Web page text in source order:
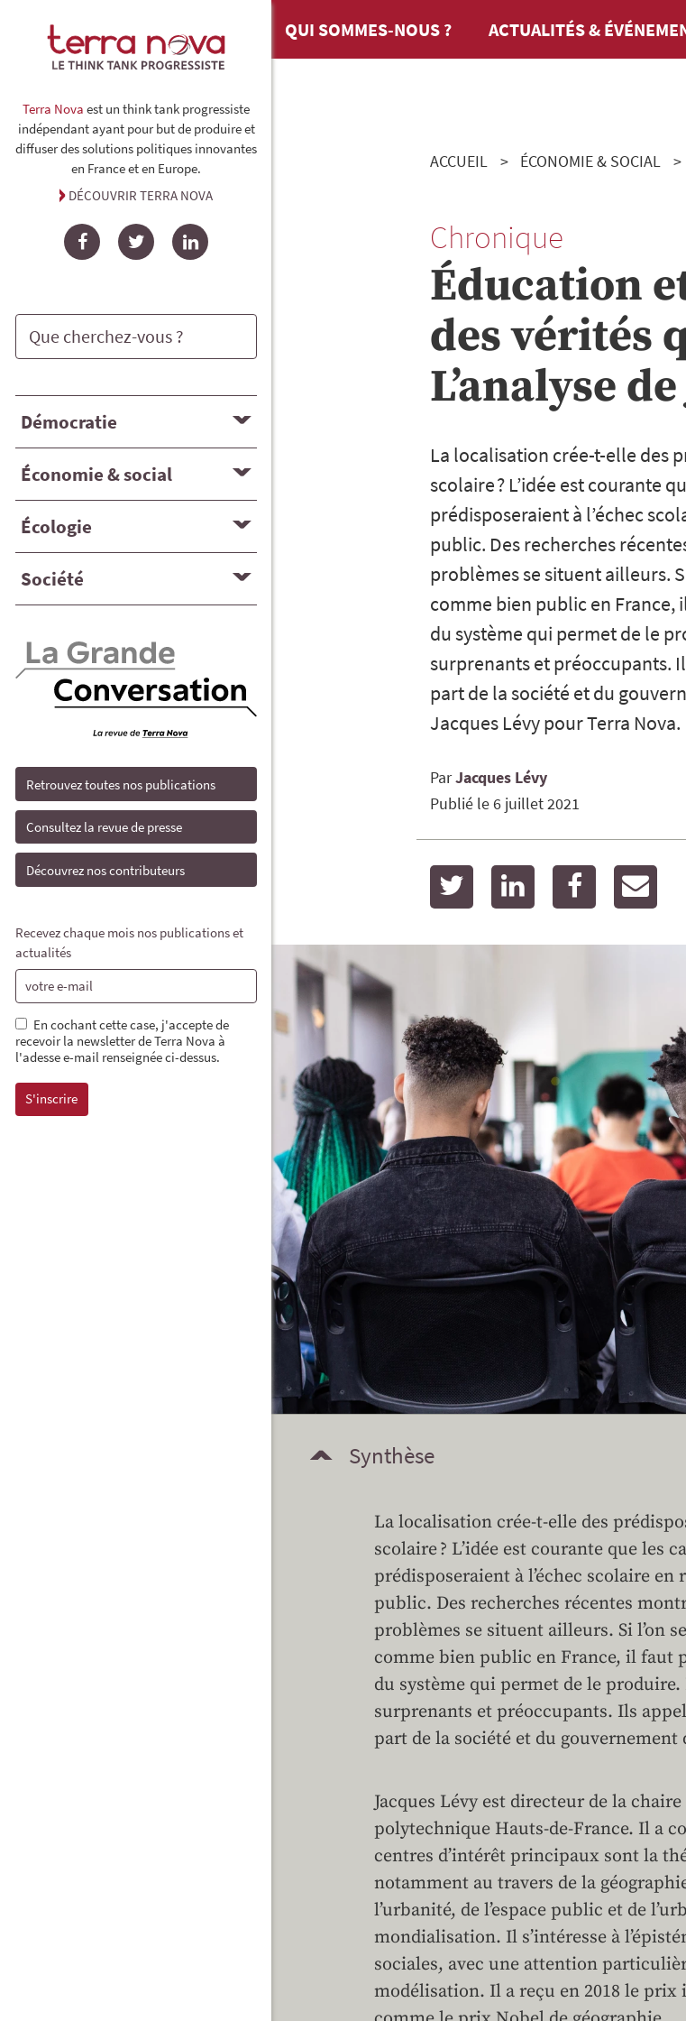
Terra Nova est un think tank progressiste
indépendant ayant pour but de produire et
diffuser des solutions politiques innovantes
en France et en Europe.
DÉCOUVRIR TERRA NOVA
FacebookTwitterLinkedIn
Démocratie
Économie & social
Écologie
Société
Retrouvez toutes nos publications
Consultez la revue de presse
Découvrez nos contributeurs
Recevez chaque mois nos publications et
actualités
En cochant cette case, j'accepte de
recevoir la newsletter de Terra Nova à
l'adesse e-mail renseignée ci-dessus.
QUI SOMMES-NOUS ? ACTUALITÉS &
ACCUEIL ÉCONOMIE & SOCIAL
Chronique
Éducation
des vérités
L’analyse
La localisation crée-t-elle des
scolaire ? L’idée est courante
prédisposeraient à l’échec
public. Des recherches
problèmes se situent ailleurs.
comme bien public en France,
du système qui permet de le
surprenants et préoccupants.
part de la société et du
Jacques Lévy pour Terra Nova.
ParJacques Lévy
Publié le6 juillet 2021
twitter linkedin facebook
Synthèse
La localisation crée-t-elle des
scolaire ? L’idée est courante que les
prédisposeraient à l’échec scolaire en
public. Des recherches récentes
problèmes se situent ailleurs. Si l’on
comme bien public en France, il faut
du système qui permet de le
surprenants et préoccupants. Ils
part de la société et du gouvernement
Jacques Lévy est directeur de la
polytechnique Hauts-de-France. Il a
centres d’intérêt principaux sont la
notamment au travers de la
l’urbanité, de l’espace public et de
mondialisation. Il s’intéresse à
sociales, avec une attention
modélisation. Il a reçu en 2018 le